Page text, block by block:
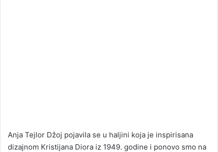
Anja Tejlor Džoj pojavila se u haljini koja je inspirisana
dizajnom Kristijana Diora iz 1949. godine i ponovo smo na